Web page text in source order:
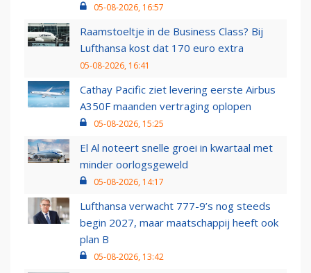
05-08-2026, 16:57
Raamstoeltje in de Business Class? Bij
Lufthansa kost dat 170 euro extra
05-08-2026, 16:41
Cathay Pacific ziet levering eerste Airbus
A350F maanden vertraging oplopen
05-08-2026, 15:25
El Al noteert snelle groei in kwartaal met
minder oorlogsgeweld
05-08-2026, 14:17
Lufthansa verwacht 777-9’s nog steeds
begin 2027, maar maatschappij heeft ook
plan B
05-08-2026, 13:42